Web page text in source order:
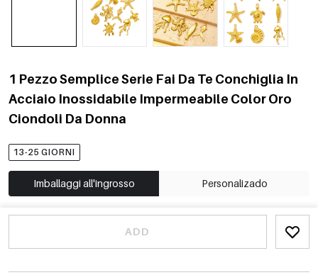
1 Pezzo Semplice Serie Fai Da Te Conchiglia In
Acciaio Inossidabile Impermeabile Color Oro
Ciondoli Da Donna
13-25 GIORNI
Imballaggi all'ingrosso Personalizado
ADD